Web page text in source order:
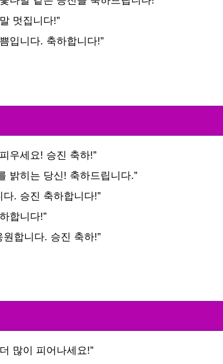
멋집니다!”
입니다. 축하합니다!”
우세요! 승진 축하!”
밝히는 당신! 축하드립니다.”
. 승진 축하합니다!”
합니다!”
합니다. 승진 축하!”
많이 피어나세요!”